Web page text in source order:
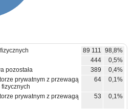
89 111 98,8%
444
0,5%
pozostała
389
0,4%
prywatnym z przewagą
64 0,1%
prywatnym z przewagą
53 0,1%